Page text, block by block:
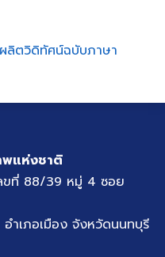
ผลิตวิดิทัศน์ฉบับภาษา
พแห่งชาติ
ขที่ 88/39 หมู่ 4 ซอย
เภอเมือง จังหวัดนนทบุรี